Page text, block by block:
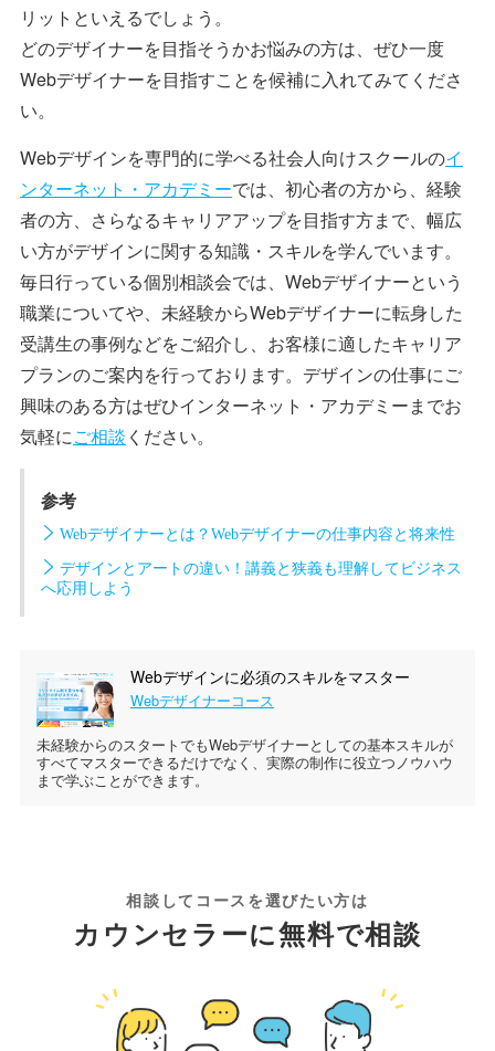
リットといえるでしょう。
どのデザイナーを目指そうかお悩みの方は、ぜひ一度
Webデザイナーを目指すことを候補に入れてみてくださ
い。
Webデザインを専門的に学べる社会人向けスクールのイ
ンターネット・アカデミーでは、初心者の方から、経験
者の方、さらなるキャリアアップを目指す方まで、幅広
い方がデザインに関する知識・スキルを学んでいます。
毎日行っている個別相談会では、Webデザイナーという
職業についてや、未経験からWebデザイナーに転身した
受講生の事例などをご紹介し、お客様に適したキャリア
プランのご案内を行っております。デザインの仕事にご
興味のある方はぜひインターネット・アカデミーまでお
気軽にご相談 ください。
参考
Webデザイナーとは？Webデザイナーの仕事内容と将来性
デザインとアートの違い！講義と狭義も理解してビジネス
へ応用しよう
Webデザインに必須のスキルをマスター
Webデザイナーコース
未経験からのスタートでもWebデザイナーとしての基本スキルが
すべてマスターできるだけでなく、実際の制作に役立つノウハウ
まで学ぶことができます。
相談してコースを選びたい方は
カウンセラーに無料で相談